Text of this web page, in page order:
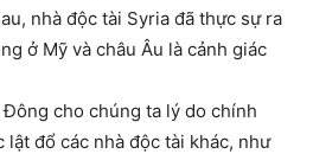
nhà độc tài Syria đã thực sự ra
ở Mỹ và châu Âu là cảnh giác
cho chúng ta lý do chính
đổ các nhà độc tài khác, như